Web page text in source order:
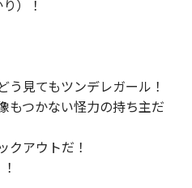
）！
見てもツンデレガール！
もつかない怪力の持ち主だ
クアウトだ！